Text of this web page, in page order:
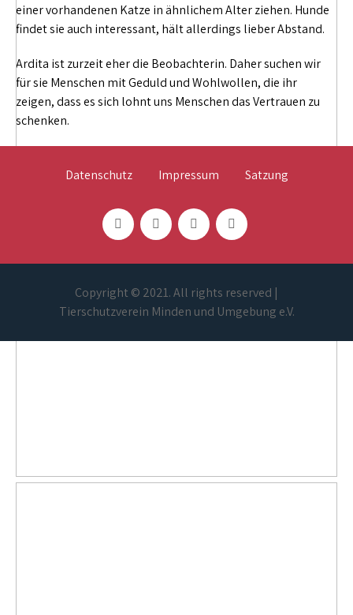
einer vorhandenen Katze in ähnlichem Alter ziehen. Hunde
findet sie auch interessant, hält allerdings lieber Abstand.
Ardita ist zurzeit eher die Beobachterin. Daher suchen wir
für sie Menschen mit Geduld und Wohlwollen, die ihr
zeigen, dass es sich lohnt uns Menschen das Vertrauen zu
schenken.
Datenschutz Impressum Satzung
Copyright © 2021. All rights reserved |
Tierschutzverein Minden und Umgebung e.V.